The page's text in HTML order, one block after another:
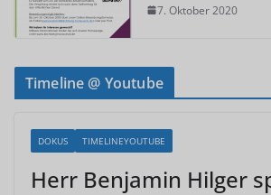
7. Oktober 2020
Timeline @ Youtube
DOKUS TIMELINEYOUTUBE
Herr Benjamin Hilger